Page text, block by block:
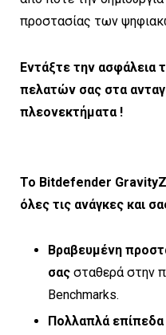
προστασίας των
Εντάξτε την
πελατών σας στα
πλεονεκτήματα !
Το Bitdefender
όλες τις ανάγκες και
Βραβευμένη
σας σταθερά στην
Benchmarks.
Πολλαπλά επίπεδα